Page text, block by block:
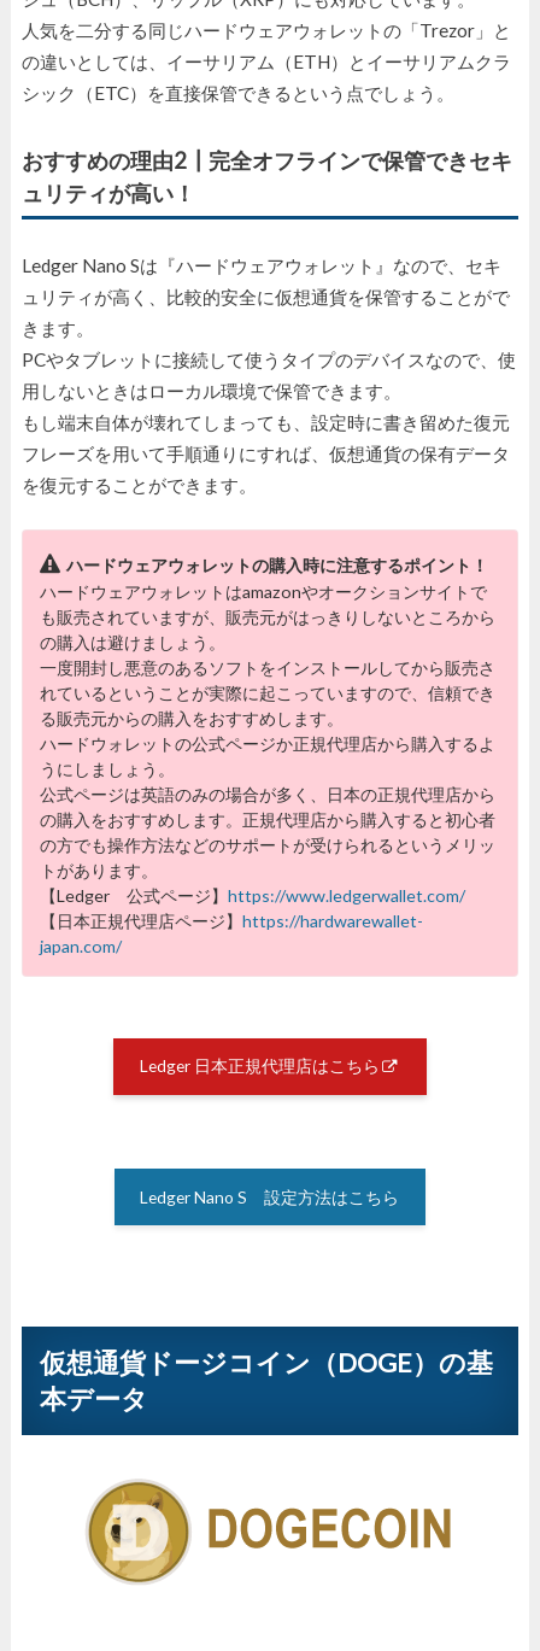
人気を二分する同じハードウェアウォレットの「Trezor」と
の違いとしては、イーサリアム（ETH）とイーサリアムクラ
シック（ETC）を直接保管できるという点でしょう。
おすすめの理由2┃完全オフラインで保管できセキ
ュリティが高い！
Ledger Nano Sは『ハードウェアウォレット』なので、セキ
ュリティが高く、比較的安全に仮想通貨を保管することがで
きます。
PCやタブレットに接続して使うタイプのデバイスなので、使
用しないときはローカル環境で保管できます。
もし端末自体が壊れてしまっても、設定時に書き留めた復元
フレーズを用いて手順通りにすれば、仮想通貨の保有データ
を復元することができます。
ハードウェアウォレットの購入時に注意するポイント！
ハードウェアウォレットはamazonやオークションサイトで
も販売されていますが、販売元がはっきりしないところから
の購入は避けましょう。
一度開封し悪意のあるソフトをインストールしてから販売さ
れているということが実際に起こっていますので、信頼でき
る販売元からの購入をおすすめします。
ハードウォレットの公式ページか正規代理店から購入するよ
うにしましょう。
公式ページは英語のみの場合が多く、日本の正規代理店から
の購入をおすすめします。正規代理店から購入すると初心者
の方でも操作方法などのサポートが受けられるというメリッ
トがあります。
【Ledger 公式ページ】 https://www.ledgerwallet.com/
【日本正規代理店ページ】 https://hardwarewallet-
japan.com/
Ledger 日本正規代理店はこちら
Ledger Nano S 設定方法はこちら
仮想通貨ドージコイン（DOGE）の基
本データ